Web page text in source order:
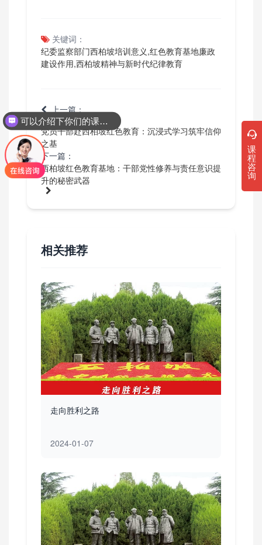
关键词：
纪委监察部门西柏坡培训意义,红色教育基地廉政
建设作用,西柏坡精神与新时代纪律教育
上一篇：
党员干部赴西柏坡红色教育：沉浸式学习筑牢信仰
之基
下一篇：
西柏坡红色教育基地：干部党性修养与责任意识提
升的秘密武器
相关推荐
走向胜利之路
2024-01-07
课
程
咨
询